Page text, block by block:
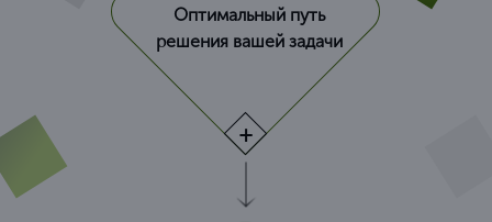
Оптимальный путь
решения вашей задачи